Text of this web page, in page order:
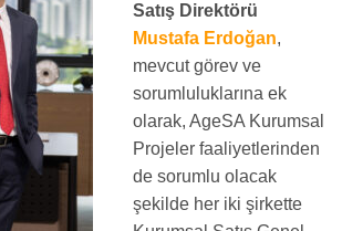
Satış Direktörü
Mustafa Erdoğan,
mevcut görev ve
sorumluluklarına ek
olarak, AgeSA Kurumsal
Projeler faaliyetlerinden
de sorumlu olacak
şekilde her iki şirkette